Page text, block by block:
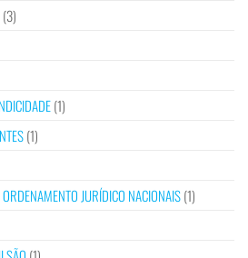
(3)
(1)
(1)
JURÍDICO NACIONAIS(1)